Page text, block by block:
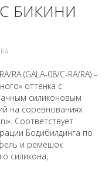
БИКИНИ
RA (GALA-08/C-RA/RA) –
оттенка с
силиконовым
на соревнованиях
Соответствует
Бодибилдинга по
и ремешок
силикона,